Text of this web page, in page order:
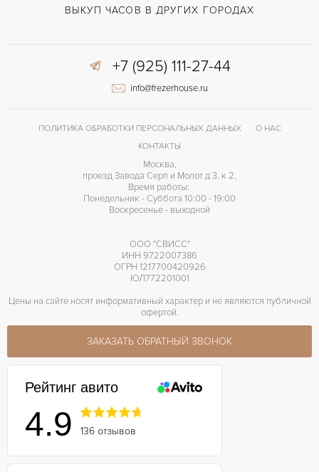
ЦВЕТ БРАСЛЕТАВЫКУП ЧАСОВ В ДРУГИХ ГОРОДАХ
+7 (925) 111-27-44
info@frezerhouse.ru
ПОЛИТИКА ОБРАБОТКИ ПЕРСОНАЛЬНЫХ ДАННЫХ
О НАС
КОНТАКТЫ
Москва,
проезд Завода Серп и Молот д 3, к 2,
Время работы:
Понедельник - Суббота 10:00 - 19:00
Воскресенье - выходной
ООО "СВИСС"
ИНН 9722007386
ОГРН 1217700420926
ЮЛ772201001
Цены на сайте носят информативный характер и не являются публичной
офертой.
ЗАКАЗАТЬ ОБРАТНЫЙ ЗВОНОК
Рейтинг авито
4.9 136 отзывов